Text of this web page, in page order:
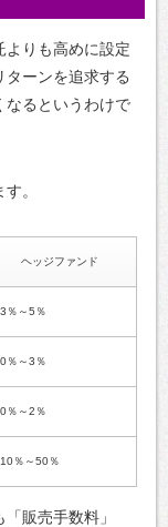
よりも高めに設定
ーンを追求する
なるというわけで
。
ヘッジファンド
3％～5％
0％～3％
0％～2％
10％～50％
販売手数料」